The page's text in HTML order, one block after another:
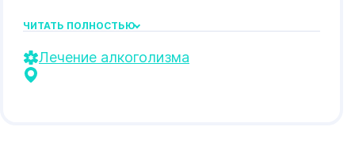
ЧИТАТЬ ПОЛНОСТЬЮ
Лечение алкоголизма